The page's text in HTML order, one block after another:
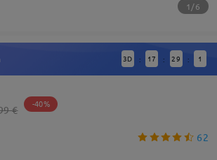
1/6
3D : 17 : 29 : 0
€ -40%
62